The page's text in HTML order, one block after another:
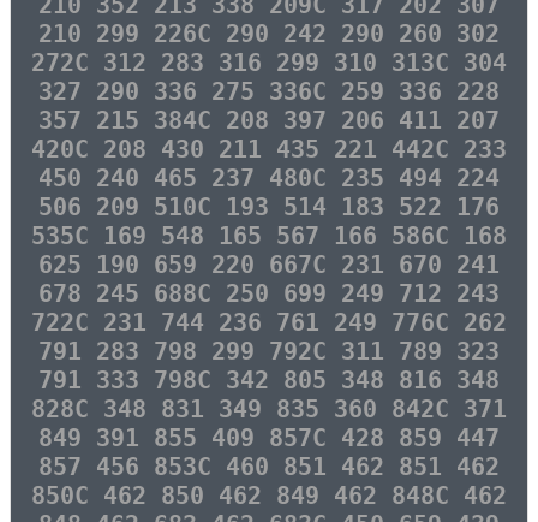
210 299 226C 290 242 290 260 302
272C 312 283 316 299 310 313C 304
327 290 336 275 336C 259 336 228
357 215 384C 208 397 206 411 207
420C 208 430 211 435 221 442C 233
450 240 465 237 480C 235 494 224
506 209 510C 193 514 183 522 176
535C 169 548 165 567 166 586C 168
625 190 659 220 667C 231 670 241
678 245 688C 250 699 249 712 243
722C 231 744 236 761 249 776C 262
791 283 798 299 792C 311 789 323
791 333 798C 342 805 348 816 348
828C 348 831 349 835 360 842C 371
849 391 855 409 857C 428 859 447
857 456 853C 460 851 462 851 462
850C 462 850 462 849 462 848C 462